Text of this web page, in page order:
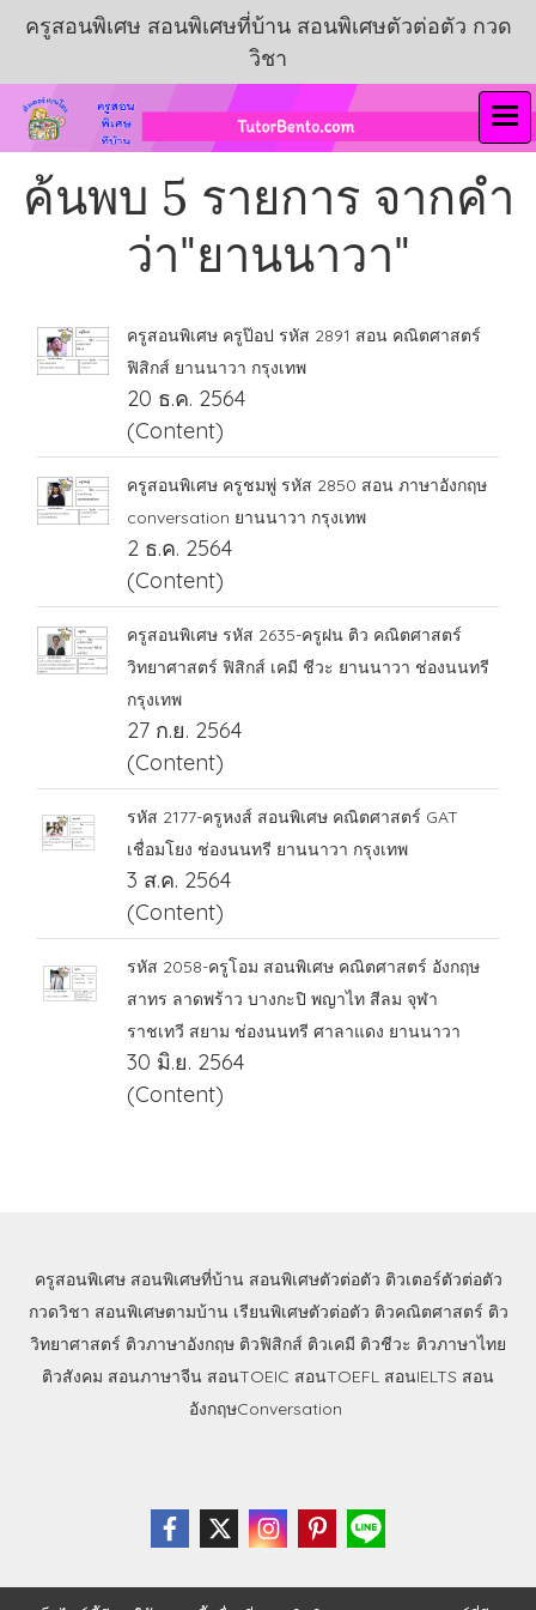
ครูสอนพิเศษ สอนพิเศษที่บ้าน สอนพิเศษตัวต่อตัว กวด
วิชา
ค้นพบ 5 รายการ จากคำ
ว่า"ยานนาวา"
ครูสอนพิเศษ ครูป๊อป รหัส 2891 สอน คณิตศาสตร์
ฟิสิกส์ ยานนาวา กรุงเทพ
20 ธ.ค. 2564
(Content)
ครูสอนพิเศษ ครูชมพู่ รหัส 2850 สอน ภาษาอังกฤษ
conversation ยานนาวา กรุงเทพ
2 ธ.ค. 2564
(Content)
ครูสอนพิเศษ รหัส 2635-ครูฝน ติว คณิตศาสตร์
วิทยาศาสตร์ ฟิสิกส์ เคมี ชีวะ ยานนาวา ช่องนนทรี
กรุงเทพ
27 ก.ย. 2564
(Content)
รหัส 2177-ครูหงส์ สอนพิเศษ คณิตศาสตร์ GAT
เชื่อมโยง ช่องนนทรี ยานนาวา กรุงเทพ
3 ส.ค. 2564
(Content)
รหัส 2058-ครูโอม สอนพิเศษ คณิตศาสตร์ อังกฤษ
สาทร ลาดพร้าว บางกะปิ พญาไท สีลม จุฬา
ราชเทวี สยาม ช่องนนทรี ศาลาแดง ยานนาวา
30 มิ.ย. 2564
(Content)
ครูสอนพิเศษ สอนพิเศษที่บ้าน สอนพิเศษตัวต่อตัว ติวเตอร์ตัวต่อตัว
กวดวิชา สอนพิเศษตามบ้าน เรียนพิเศษตัวต่อตัว ติวคณิตศาสตร์ ติว
วิทยาศาสตร์ ติวภาษาอังกฤษ ติวฟิสิกส์ ติวเคมี ติวชีวะ ติวภาษาไทย
ติวสังคม สอนภาษาจีน สอนTOEIC สอนTOEFL สอนIELTS สอน
อังกฤษConversation